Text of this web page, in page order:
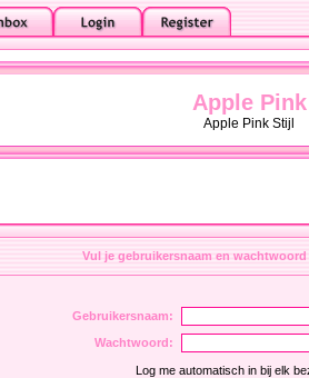
Apple Pink
Apple Pink Stijl
Vul je gebruikersnaam en
Gebruikersnaam:
Wachtwoord:
Log me automatisch in bij elk